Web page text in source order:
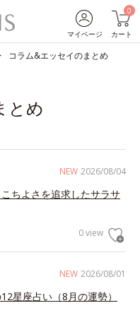
マイページ
0
カート
コラム&エッセイのまとめ
とめ
NEW 2026/08/04
ちよさを追求したサラサ
0 view
NEW 2026/08/01
星座占い（8月の運勢）